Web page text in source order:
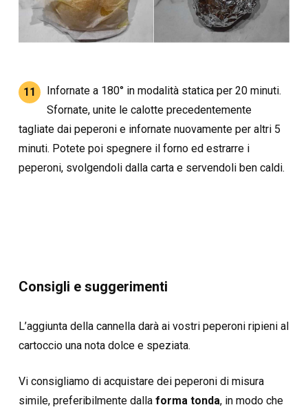
11
Infornate a 180° in modalità statica per 20 minuti.
Sfornate, unite le calotte precedentemente
tagliate dai peperoni e infornate nuovamente per altri 5
minuti. Potete poi spegnere il forno ed estrarre i
peperoni, svolgendoli dalla carta e servendoli ben caldi.
Consigli e suggerimenti
L’aggiunta della cannella darà ai vostri peperoni ripieni al
cartoccio una nota dolce e speziata.
Vi consigliamo di acquistare dei peperoni di misura
simile, preferibilmente dalla forma tonda, in modo che